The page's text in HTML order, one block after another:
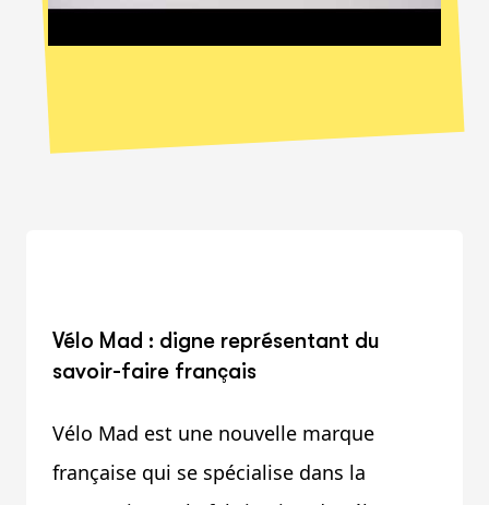
Vélo Mad : digne représentant du
savoir-faire français
Vélo Mad est une nouvelle marque
française qui se spécialise dans la